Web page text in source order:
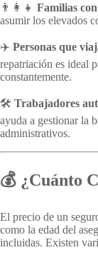
👨‍👩‍👧 Familias
asumir los elevados
✈️ Personas que
repatriación es ideal
constantemente.
🛠️ Trabajadores
ayuda a gestionar la
administrativos.
💰 ¿Cuánto
El precio de un
como la edad del
incluidas. Existen